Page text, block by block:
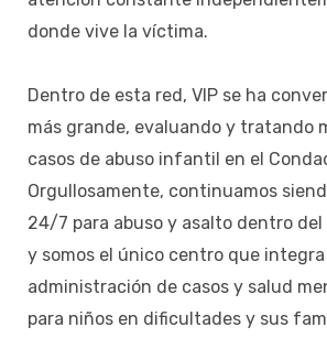
donde vive la víctima.
Dentro de esta red, VIP se ha
más grande, evaluando y tratando
casos de abuso infantil en el
Orgullosamente, continuamos
24/7 para abuso y asalto dentro del
y somos el único centro que
administración de casos y salud
para niños en dificultades y sus